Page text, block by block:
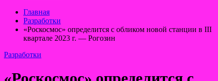
Главная
Разработки
«Роскосмос» определится с обликом новой станции в III
квартале 2023 г. — Рогозин
Разработки